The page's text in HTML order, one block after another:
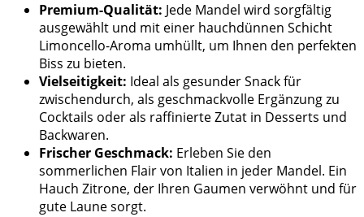
Premium-Qualität: Jede Mandel wird sorgfältig
ausgewählt und mit einer hauchdünnen Schicht
Limoncello-Aroma umhüllt, um Ihnen den perfekten
Biss zu bieten.
Vielseitigkeit: Ideal als gesunder Snack für
zwischendurch, als geschmackvolle Ergänzung zu
Cocktails oder als raffinierte Zutat in Desserts und
Backwaren.
Frischer Geschmack: Erleben Sie den
sommerlichen Flair von Italien in jeder Mandel. Ein
Hauch Zitrone, der Ihren Gaumen verwöhnt und für
gute Laune sorgt.